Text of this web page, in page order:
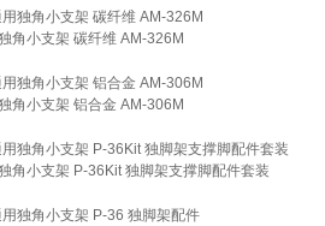
角小支架 碳纤维 AM-326M
角小支架 铝合金 AM-306M
角小支架 P-36Kit 独脚架支撑脚配件套装